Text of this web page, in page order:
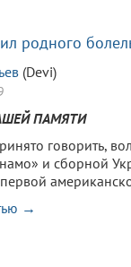
родного
(Devi)
ПАМЯТИ
говорить,
и сборной
→